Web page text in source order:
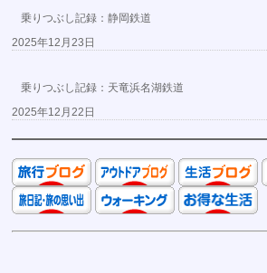
乗りつぶし記録：静岡鉄道
2025年12月23日
乗りつぶし記録：天竜浜名湖鉄道
2025年12月22日